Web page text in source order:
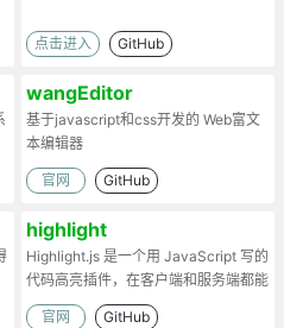
点击进入 GitHub
wangEditor
基于javascript和css开发的 Web富文
本编辑器
官网 GitHub
highlight
Highlight.js 是一个用 JavaScript 写的
代码高亮插件，在客户端和服务端都能
工作。
官网 GitHub